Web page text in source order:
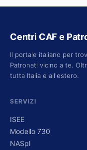
Centri CAF e
Il portale italiano per
Patronati vicino a te.
tutta Italia e all'estero.
SERVIZI
ISEE
Modello 730
NASpI